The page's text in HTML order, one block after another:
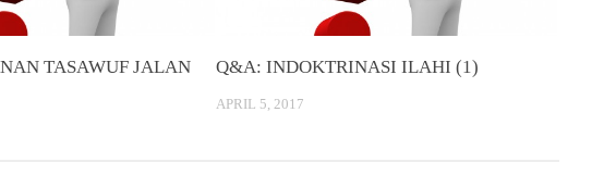
TASAWUF JALAN
Q&A: INDOKTRINASI ILAHI (1)
APRIL 5, 2017